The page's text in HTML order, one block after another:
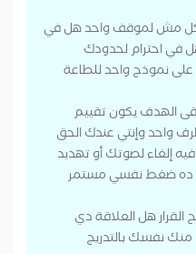
مش لموقف واحد هل في
في احترام لحدودك
نموذج واحد للطاعة
الهدف يكون تقييم
واحد وإنتي عندك الحق
إلغاء لصوتك أو تهديد
ده ضغط نفسي مستمر
هل العلاقة دي
منك نفسك بالتدريج